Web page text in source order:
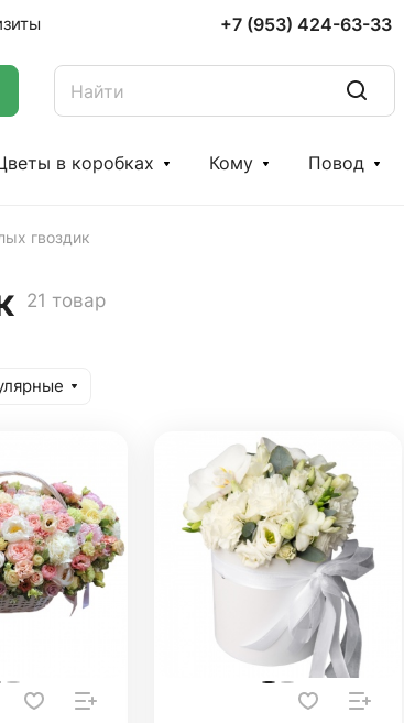
+7 (953) 424-63-33
в коробках Кому Повод
гвоздик
21 товар